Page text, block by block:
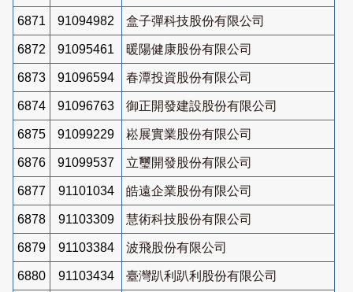
6871 91094982 盒子彈科技股份有限公司
6872 91095461 暖陽健康股份有限公司
6873 91096594 春潭投資股份有限公司
6874 91096763 御正開發建設股份有限公司
6875 91099229 崧展實業股份有限公司
6876 91099537 立璽開發股份有限公司
6877 91101034 皓遠企業股份有限公司
6878 91103309 慧術科技股份有限公司
6879 91103384 波飛股份有限公司
6880 91103434 臺灣趴利趴利股份有限公司